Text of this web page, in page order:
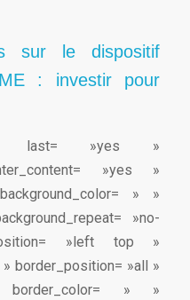
sur le dispositif
: investir pour
last= »yes »
»yes »
» »
»no-
»left top »
border_position= »all »
» »